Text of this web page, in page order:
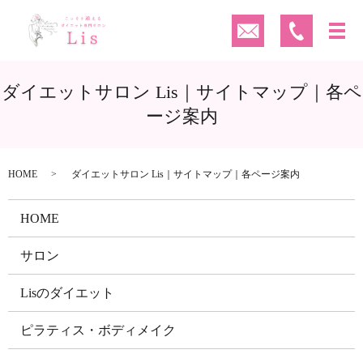
ダイエットサロン Lis｜サイトマップ｜各ペ
ージ案内
HOME ダイエットサロン Lis｜サイトマップ｜各ページ案内
HOME
サロン
Lisのダイエット
ピラティス・ボディメイク